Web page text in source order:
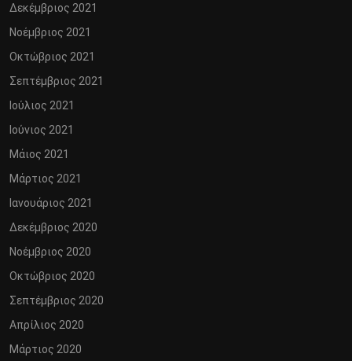
Δεκέμβριος 2021
Νοέμβριος 2021
Οκτώβριος 2021
Σεπτέμβριος 2021
Ιούλιος 2021
Ιούνιος 2021
Μάιος 2021
Μάρτιος 2021
Ιανουάριος 2021
Δεκέμβριος 2020
Νοέμβριος 2020
Οκτώβριος 2020
Σεπτέμβριος 2020
Απρίλιος 2020
Μάρτιος 2020